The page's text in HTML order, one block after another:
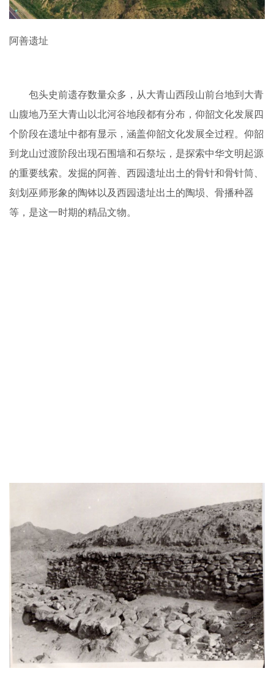
阿善遗址
包头史前遗存数量众多，从大青山西段山前台地到大青
山腹地乃至大青山以北河谷地段都有分布，仰韶文化发展四
个阶段在遗址中都有显示，涵盖仰韶文化发展全过程。仰韶
到龙山过渡阶段出现石围墙和石祭坛，是探索中华文明起源
的重要线索。发掘的阿善、西园遗址出土的骨针和骨针筒、
刻划巫师形象的陶钵以及西园遗址出土的陶埙、骨播种器
等，是这一时期的精品文物。